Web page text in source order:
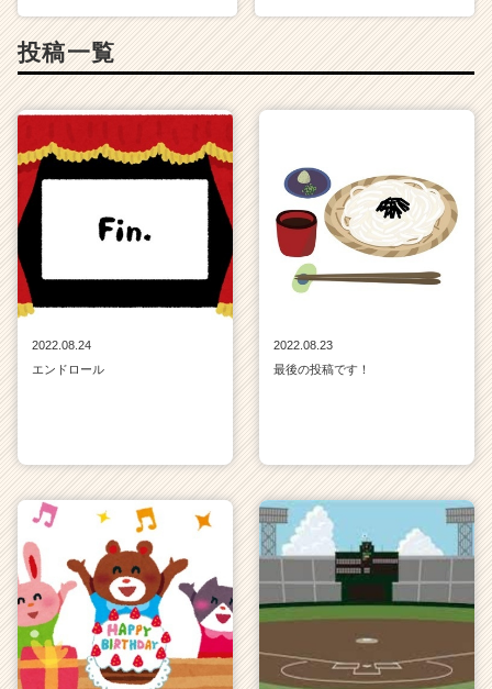
投稿一覧
2022.08.24
エンドロール
2022.08.23
最後の投稿です！